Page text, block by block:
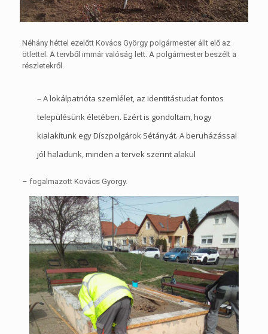
Néhány héttel ezelőtt Kovács György polgármester állt elő az
ötlettel. A tervből immár valóság lett. A polgármester beszélt a
részletekről.
– A lokálpatrióta szemlélet, az identitástudat fontos
településünk életében. Ezért is gondoltam, hogy
kialakítunk egy Díszpolgárok Sétányát. A beruházással
jól haladunk, minden a tervek szerint alakul
– fogalmazott Kovács György.